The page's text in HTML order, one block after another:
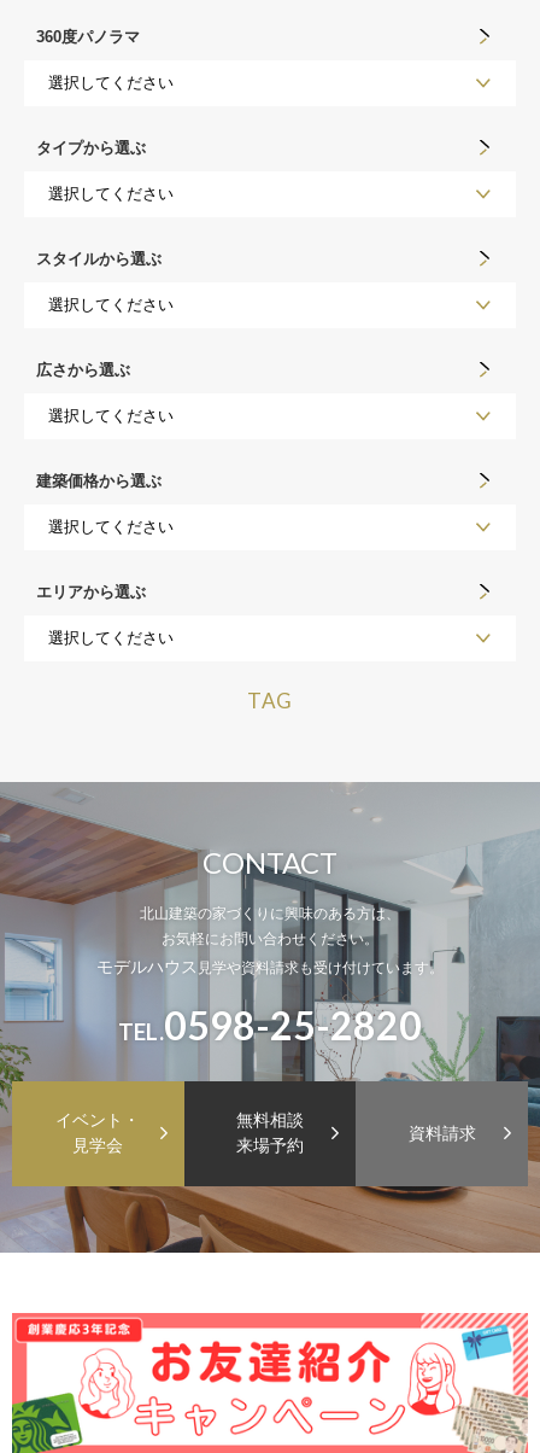
360度パノラマ
タイプから選ぶ
スタイルから選ぶ
広さから選ぶ
建築価格から選ぶ
エリアから選ぶ
TAG
CONTACT
北山建築の家づくりに興味のある方は、
お気軽にお問い合わせください。
モデルハウス 見学や資料請求も受け付けています。
TEL.0598-25-2820
イベント・
見学会
無料相談
来場予約
資料請求